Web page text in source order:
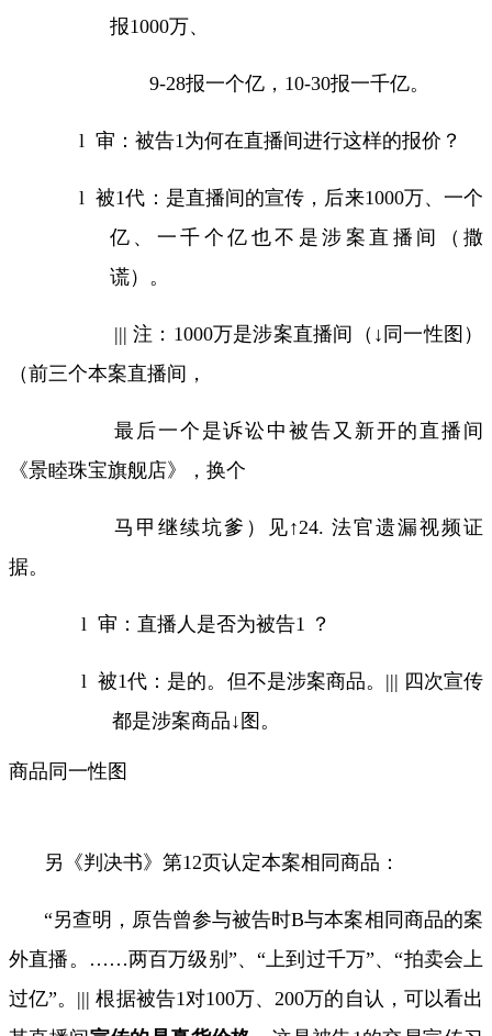
报1000万、
9-28报一个亿， 10-30报一千亿。
l 审：被告1 为何在直播间进行这样的报价？
l 被1代：是直播间的宣传，后来1000万、一个
亿、一千个亿也不是涉案直播间（撒
谎）。
|||注： 1000万是涉案直播间（↓同一性图）
（前三个本案直播间，
最后一个是诉讼中被告又新开的直播间
《景睦珠宝旗舰店》，换个
马甲继续坑爹）见↑24.法官遗漏视频证
据。
l 审：直播人是否为被告1 ？
l 被1代：是的。但不是涉案商品。 ||| 四次宣传
都是涉案商品↓图。
商品同一性图
另《判决书》第12页认定本案相同商品：
“另查明，原告曾参与被告时B与本案相同商品的案
外直播。
……两百万级别 ”、“ 上到过千万”、“拍卖会上
过亿”。 |||根据被告1 对100万、 200万的自认，可以看出